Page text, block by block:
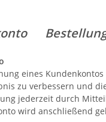
eines
zu verbessern und
jederzeit durch
wird anschließend